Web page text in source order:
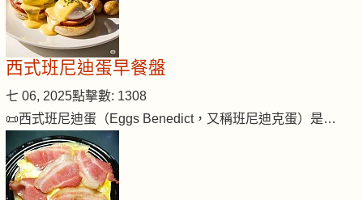
西式班尼迪蛋早餐盤
七 06, 2025點擊數: 1308
📜西式班尼迪蛋（Eggs Benedict，又稱班尼迪克蛋）是…